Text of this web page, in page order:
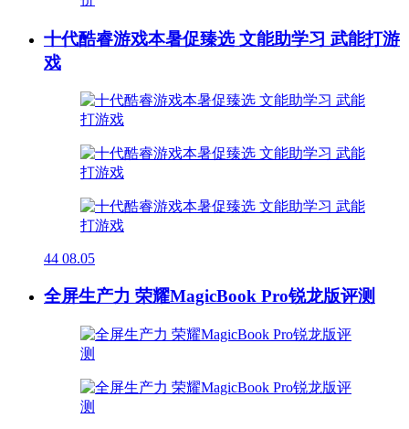
十代酷睿游戏本暑促臻选 文能助学习 武能打游
戏
44 08.05
全屏生产力 荣耀MagicBook Pro锐龙版评测